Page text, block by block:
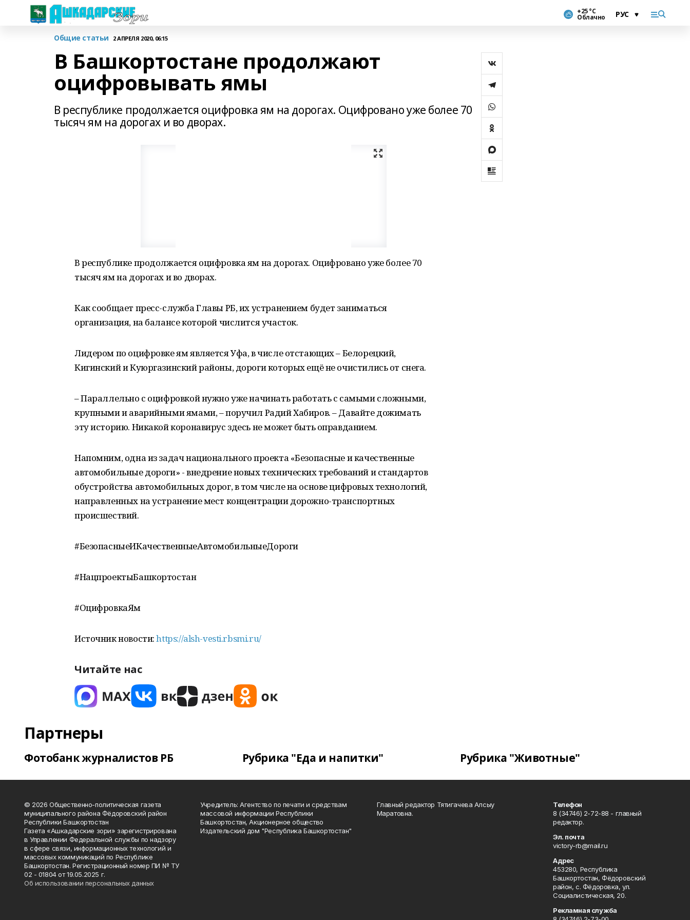
+25 °С
Облачно
Общие статьи 2 АПРЕЛЯ 2020, 06:15
В Башкортостане продолжают
оцифровывать ямы
В республике продолжается оцифровка ям на дорогах. Оцифровано уже более 70
тысяч ям на дорогах и во дворах.
В республике продолжается оцифровка ям на дорогах. Оцифровано уже более 70
тысяч ям на дорогах и во дворах.
Как сообщает пресс-служба Главы РБ, их устранением будет заниматься
организация, на балансе которой числится участок.
Лидером по оцифровке ям является Уфа, в числе отстающих – Белорецкий,
Кигинский и Куюргазинский районы, дороги которых ещё не очистились от снега.
– Параллельно с оцифровкой нужно уже начинать работать с самыми сложными,
крупными и аварийными ямами, – поручил Радий Хабиров. – Давайте дожимать
эту историю. Никакой коронавирус здесь не может быть оправданием.
Напомним, одна из задач национального проекта «Безопасные и качественные
автомобильные дороги» - внедрение новых технических требований и стандартов
обустройства автомобильных дорог, в том числе на основе цифровых технологий,
направленных на устранение мест концентрации дорожно-транспортных
происшествий.
#БезопасныеИКачественныеАвтомобильныеДороги
#НацпроектыБашкортостан
#ОцифровкаЯм
Источник новости:https://alsh-vesti.rbsmi.ru/
Читайте нас
Партнеры
Фотобанк журналистов РБ Рубрика "Еда и напитки" Рубрика "Животные"
© 2026 Общественно-политическая газета
муниципального района Фёдоровский район
Республики Башкортостан
Газета «Ашкадарские зори» зарегистрирована
в Управлении Федеральной службы по надзору
в сфере связи, информационных технологий и
массовых коммуникаций по Республике
Башкортостан. Регистрационный номер ПИ № ТУ
02 - 01804 от 19.05.2025 г.
Об использовании персональных данных
Учредитель: Агентство по печати и средствам
массовой информации Республики
Башкортостан, Акционерное общество
Издательский дом "Республика Башкортостан"
Главный редактор Тятигачева Алсыу
Маратовна.
Телефон
8 (34746) 2-72-88 - главный
редактор.
Эл. почта
victory-rb@mail.ru
Адрес
453280, Республика
Башкортостан, Фёдоровский
район, с. Фёдоровка, ул.
Социалистическая, 20.
Рекламная служба